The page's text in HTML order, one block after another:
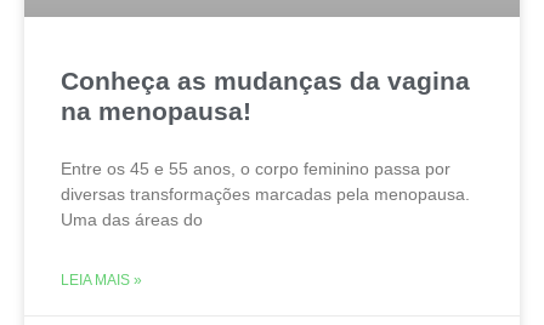
Conheça as mudanças da vagina
na menopausa!
Entre os 45 e 55 anos, o corpo feminino passa por
diversas transformações marcadas pela menopausa.
Uma das áreas do
LEIA MAIS »